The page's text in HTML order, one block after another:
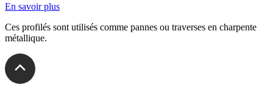
En savoir plus
Ces profilés sont utilisés comme pannes ou traverses en charpente
métallique.